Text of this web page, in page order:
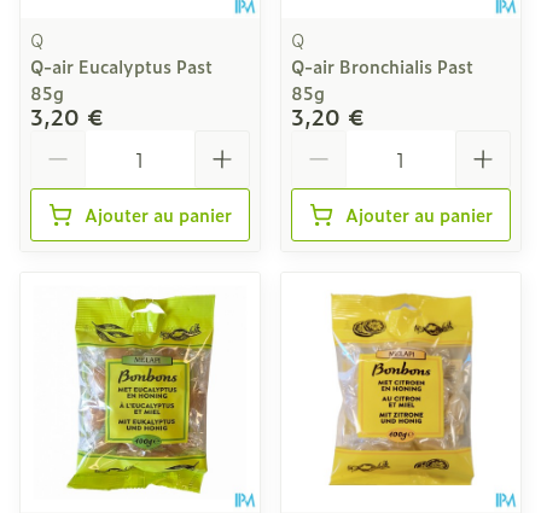
Q
Q-air Eucalyptus Past
85g
3,20 €
Ajouter au panier
Q
Q-air Bronchialis Past
85g
3,20 €
Ajouter au panier